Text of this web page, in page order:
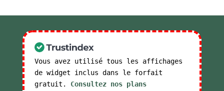
Vous avez utilisé tous les affichages
de widget inclus dans le forfait
gratuit. Consultez nos plans